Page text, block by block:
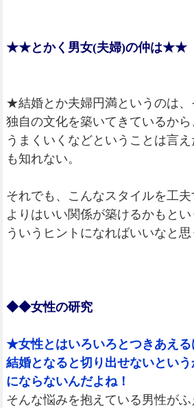
★★とかく男女(夫婦)の仲は★★
★結婚とか夫婦円満というのは
独自の文化を築いてきているか
うまくいくなどということは言
も知れない。
それでも、こんなスタイルを工
よりはいい関係が築けるかもと
ういうヒントになればいいなと思
◆◆女性の研究
★女性とはいろいろとつきあえる
結婚となると切り出せないとい
にならないんだよね！
そんな悩みを抱えている男性がふ